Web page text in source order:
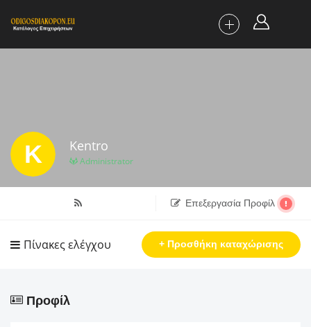
K Kentro
Administrator
Επεξεργασία Προφίλ
Πίνακες ελέγχου + Προσθήκη καταχώρισης
Προφίλ